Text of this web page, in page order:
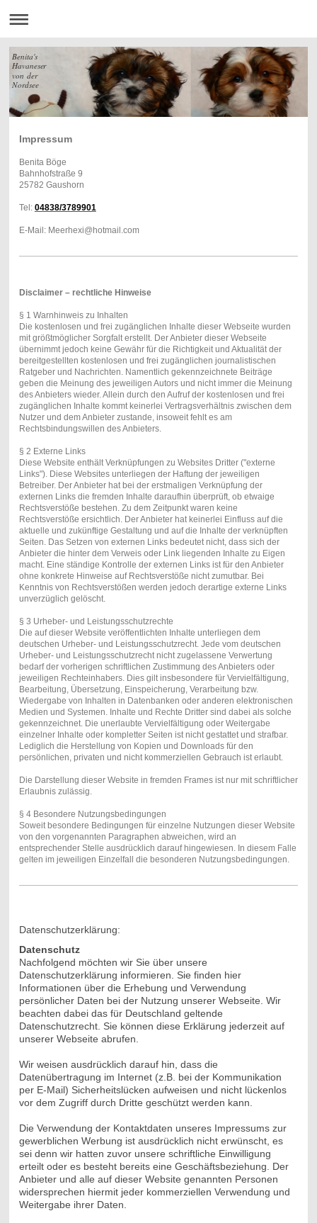
Benita's
Havaneser
von der
Nordsee
Impressum
Benita Böge
Bahnhofstraße 9
25782 Gaushorn
Tel: 04838/3789901
E-Mail: Meerhexi@hotmail.com
Disclaimer – rechtliche Hinweise
§ 1 Warnhinweis zu Inhalten
Die kostenlosen und frei zugänglichen Inhalte dieser Webseite wurden
mit größtmöglicher Sorgfalt erstellt. Der Anbieter dieser Webseite
übernimmt jedoch keine Gewähr für die Richtigkeit und Aktualität der
bereitgestellten kostenlosen und frei zugänglichen journalistischen
Ratgeber und Nachrichten. Namentlich gekennzeichnete Beiträge
geben die Meinung des jeweiligen Autors und nicht immer die Meinung
des Anbieters wieder. Allein durch den Aufruf der kostenlosen und frei
zugänglichen Inhalte kommt keinerlei Vertragsverhältnis zwischen dem
Nutzer und dem Anbieter zustande, insoweit fehlt es am
Rechtsbindungswillen des Anbieters.
§ 2 Externe Links
Diese Website enthält Verknüpfungen zu Websites Dritter ("externe
Links"). Diese Websites unterliegen der Haftung der jeweiligen
Betreiber. Der Anbieter hat bei der erstmaligen Verknüpfung der
externen Links die fremden Inhalte daraufhin überprüft, ob etwaige
Rechtsverstöße bestehen. Zu dem Zeitpunkt waren keine
Rechtsverstöße ersichtlich. Der Anbieter hat keinerlei Einfluss auf die
aktuelle und zukünftige Gestaltung und auf die Inhalte der verknüpften
Seiten. Das Setzen von externen Links bedeutet nicht, dass sich der
Anbieter die hinter dem Verweis oder Link liegenden Inhalte zu Eigen
macht. Eine ständige Kontrolle der externen Links ist für den Anbieter
ohne konkrete Hinweise auf Rechtsverstöße nicht zumutbar. Bei
Kenntnis von Rechtsverstößen werden jedoch derartige externe Links
unverzüglich gelöscht.
§ 3 Urheber- und Leistungsschutzrechte
Die auf dieser Website veröffentlichten Inhalte unterliegen dem
deutschen Urheber- und Leistungsschutzrecht. Jede vom deutschen
Urheber- und Leistungsschutzrecht nicht zugelassene Verwertung
bedarf der vorherigen schriftlichen Zustimmung des Anbieters oder
jeweiligen Rechteinhabers. Dies gilt insbesondere für Vervielfältigung,
Bearbeitung, Übersetzung, Einspeicherung, Verarbeitung bzw.
Wiedergabe von Inhalten in Datenbanken oder anderen elektronischen
Medien und Systemen. Inhalte und Rechte Dritter sind dabei als solche
gekennzeichnet. Die unerlaubte Vervielfältigung oder Weitergabe
einzelner Inhalte oder kompletter Seiten ist nicht gestattet und strafbar.
Lediglich die Herstellung von Kopien und Downloads für den
persönlichen, privaten und nicht kommerziellen Gebrauch ist erlaubt.
Die Darstellung dieser Website in fremden Frames ist nur mit schriftlicher
Erlaubnis zulässig.
§ 4 Besondere Nutzungsbedingungen
Soweit besondere Bedingungen für einzelne Nutzungen dieser Website
von den vorgenannten Paragraphen abweichen, wird an
entsprechender Stelle ausdrücklich darauf hingewiesen. In diesem Falle
gelten im jeweiligen Einzelfall die besonderen Nutzungsbedingungen.
Datenschutzerklärung:
Datenschutz
Nachfolgend möchten wir Sie über unsere
Datenschutzerklärung informieren. Sie finden hier
Informationen über die Erhebung und Verwendung
persönlicher Daten bei der Nutzung unserer Webseite. Wir
beachten dabei das für Deutschland geltende
Datenschutzrecht. Sie können diese Erklärung jederzeit auf
unserer Webseite abrufen.
Wir weisen ausdrücklich darauf hin, dass die
Datenübertragung im Internet (z.B. bei der Kommunikation
per E-Mail) Sicherheitslücken aufweisen und nicht lückenlos
vor dem Zugriff durch Dritte geschützt werden kann.
Die Verwendung der Kontaktdaten unseres Impressums zur
gewerblichen Werbung ist ausdrücklich nicht erwünscht, es
sei denn wir hatten zuvor unsere schriftliche Einwilligung
erteilt oder es besteht bereits eine Geschäftsbeziehung. Der
Anbieter und alle auf dieser Website genannten Personen
widersprechen hiermit jeder kommerziellen Verwendung und
Weitergabe ihrer Daten.